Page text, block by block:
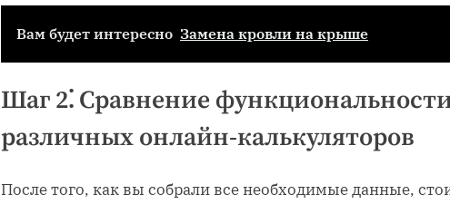
Вам будет интересно Замена кровли на крыше
Шаг 2⁚ Сравнение
различных онлайн-калькуляторов
После того, как вы собрали все необходимые данные,